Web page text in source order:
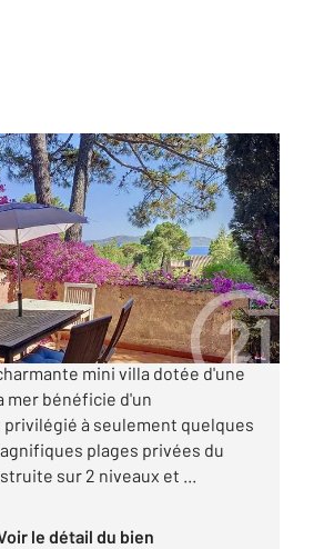
€
prestigieux Domaine de Cala
mini villa dotée d'une
mer bénéficie d'un
à seulement quelques
plages privées du
sur 2 niveaux et ...
Voir le détail du bien